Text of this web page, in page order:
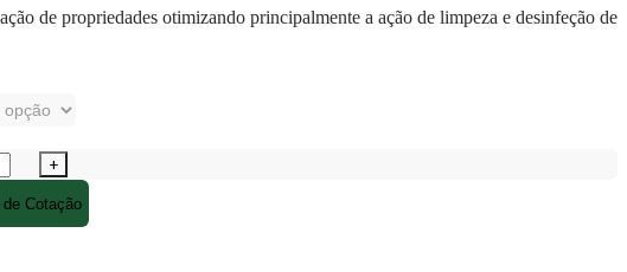
de propriedades otimizando principalmente a ação de limpeza e desinfeção de
Cotação